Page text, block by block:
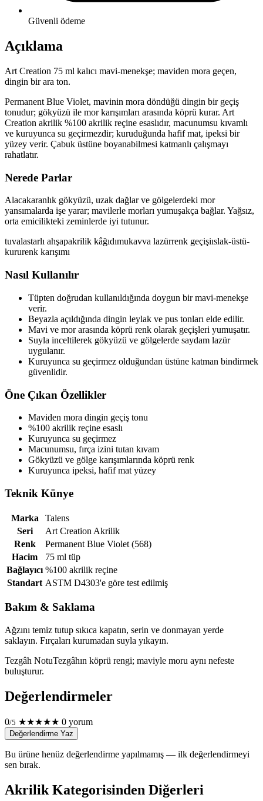
Güvenli ödeme
Açıklama
Art Creation 75 ml kalıcı mavi-menekşe; maviden mora geçen,
dingin bir ara ton.
Permanent Blue Violet, mavinin mora döndüğü dingin bir geçiş
tonudur; gökyüzü ile mor karışımları arasında köprü kurar. Art
Creation akrilik %100 akrilik reçine esaslıdır, macunumsu kıvamlı
ve kuruyunca su geçirmezdir; kuruduğunda hafif mat, ipeksi bir
yüzey verir. Çabuk üstüne boyanabilmesi katmanlı çalışmayı
rahatlatır.
Nerede Parlar
Alacakaranlık gökyüzü, uzak dağlar ve gölgelerdeki mor
yansımalarda işe yarar; mavilerle morları yumuşakça bağlar. Yağsız,
orta emicilikteki zeminlerde iyi tutunur.
tuvalastarlı ahşapakrilik kâğıdımukavva lazürrenk geçişiıslak-üstü-
kururenk karışımı
Nasıl Kullanılır
Tüpten doğrudan kullanıldığında doygun bir mavi-menekşe
verir.
Beyazla açıldığında dingin leylak ve pus tonları elde edilir.
Mavi ve mor arasında köprü renk olarak geçişleri yumuşatır.
Suyla inceltilerek gökyüzü ve gölgelerde saydam lazür
uygulanır.
Kuruyunca su geçirmez olduğundan üstüne katman bindirmek
güvenlidir.
Öne Çıkan Özellikler
Maviden mora dingin geçiş tonu
%100 akrilik reçine esaslı
Kuruyunca su geçirmez
Macunumsu, fırça izini tutan kıvam
Gökyüzü ve gölge karışımlarında köprü renk
Kuruyunca ipeksi, hafif mat yüzey
Teknik Künye
Marka
Talens
Seri
Art Creation Akrilik
Renk
Permanent Blue Violet (568)
Hacim
75 ml tüp
Bağlayıcı %100 akrilik reçine
Standart ASTM D4303'e göre test edilmiş
Bakım & Saklama
Ağzını temiz tutup sıkıca kapatın, serin ve donmayan yerde
saklayın. Fırçaları kurumadan suyla yıkayın.
Tezgâh NotuTezgâhın köprü rengi; maviyle moru aynı nefeste
buluşturur.
Değerlendirmeler
0/5 ★★★★★ 0 yorum
Değerlendirme Yaz
Bu ürüne henüz değerlendirme yapılmamış — ilk değerlendirmeyi
sen bırak.
Akrilik Kategorisinden Diğerleri